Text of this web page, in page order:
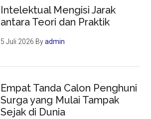
Intelektual Mengisi Jarak
antara Teori dan Praktik
5 Juli 2026 Byadmin
Empat Tanda Calon Penghuni
Surga yang Mulai Tampak
Sejak di Dunia